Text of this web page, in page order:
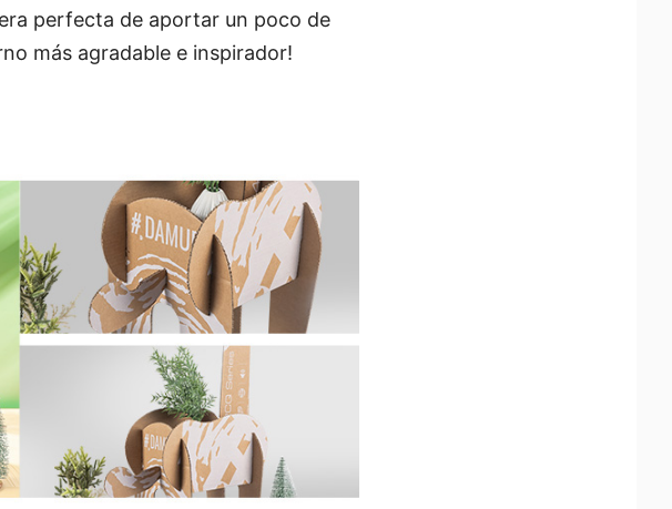
perfecta de aportar un poco de
más agradable e inspirador!